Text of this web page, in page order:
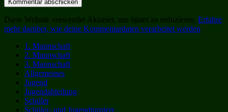
Diese Website verwendet Akismet, um Spam zu reduzieren. Erfahre
mehr darüber, wie deine Kommentardaten verarbeitet werden.
1. Mannschaft
2. Mannschaft
3. Mannschaft
Allgemeines
Jugend
Jugendabteilung
Schüler
Schüler- und Jugendturniere